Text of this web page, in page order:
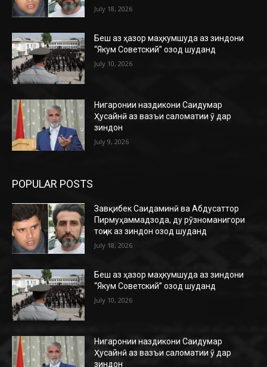
July 18, 2026
Беш аз ҳазор маҳкумшуда аз зиндони
“Якум Советский” озод шуданд
July 10, 2026
Нигаронии наздикони Саидумар
Ҳусайнӣ аз вазъи саломатии ӯ дар
зиндон
July 9, 2026
POPULAR POSTS
Завқибек Саидаминӣ ва Абдусаттор
Пирмуҳаммадзода, ду рӯзноманигори
тоҷик аз зиндон озод шуданд
July 18, 2026
Беш аз ҳазор маҳкумшуда аз зиндони
“Якум Советский” озод шуданд
July 10, 2026
Нигаронии наздикони Саидумар
Ҳусайнӣ аз вазъи саломатии ӯ дар
зиндон